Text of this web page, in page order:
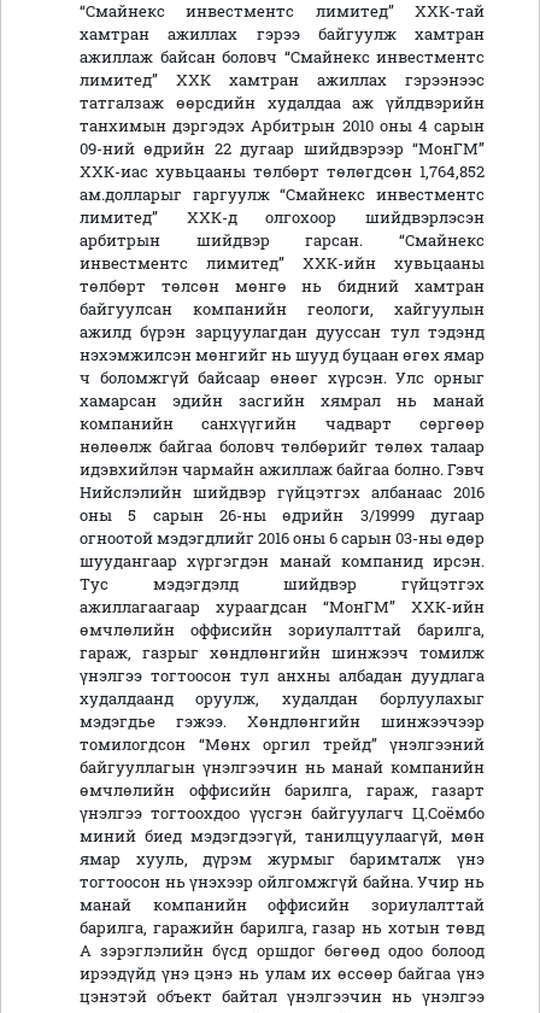
“Смайнекс инвестментс лимитед” ХХК-тай
хамтран ажиллах гэрээ байгуулж хамтран
ажиллаж байсан боловч “Смайнекс инвестментс
лимитед” ХХК хамтран ажиллах гэрээнээс
татгалзаж өөрсдийн худалдаа аж үйлдвэрийн
танхимын дэргэдэх Арбитрын 2010 оны 4 сарын
09-ний өдрийн 22 дугаар шийдвэрээр “МонГМ”
ХХК-иас хувьцааны төлбөрт төлөгдсөн 1,764,852
ам.долларыг гаргуулж “Смайнекс инвестментс
лимитед” ХХК-д олгохоор шийдвэрлэсэн
арбитрын шийдвэр гарсан. “Смайнекс
инвестментс лимитед” ХХК-ийн хувьцааны
төлбөрт төлсөн мөнгө нь бидний хамтран
байгуулсан компанийн геологи, хайгуулын
ажилд бүрэн зарцуулагдан дууссан тул тэдэнд
нэхэмжилсэн мөнгийг нь шууд буцаан өгөх ямар
ч боломжгүй байсаар өнөөг хүрсэн. Улс орныг
хамарсан эдийн засгийн хямрал нь манай
компанийн санхүүгийн чадварт сөргөөр
нөлөөлж байгаа боловч төлбөрийг төлөх талаар
идэвхийлэн чармайн ажиллаж байгаа болно. Гэвч
Нийслэлийн шийдвэр гүйцэтгэх албанаас 2016
оны 5 сарын 26-ны өдрийн 3/19999 дугаар
огноотой мэдэгдлийг 2016 оны 6 сарын 03-ны өдөр
шуудангаар хүргэгдэн манай компанид ирсэн.
Тус мэдэгдэлд шийдвэр гүйцэтгэх
ажиллагаагаар хураагдсан “МонГМ” ХХК-ийн
өмчлөлийн оффисийн зориулалттай барилга,
гараж, газрыг хөндлөнгийн шинжээч томилж
үнэлгээ тогтоосон тул анхны албадан дуудлага
худалдаанд оруулж, худалдан борлуулахыг
мэдэгдье гэжээ. Хөндлөнгийн шинжээчээр
томилогдсон “Мөнх оргил трейд” үнэлгээний
байгууллагын үнэлгээчин нь манай компанийн
өмчлөлийн оффисийн барилга, гараж, газарт
үнэлгээ тогтоохдоо үүсгэн байгуулагч Ц.Соёмбо
миний биед мэдэгдээгүй, танилцуулаагүй, мөн
ямар хууль, дүрэм журмыг баримталж үнэ
тогтоосон нь үнэхээр ойлгомжгүй байна. Учир нь
манай компанийн оффисийн зориулалттай
барилга, гаражийн барилга, газар нь хотын төвд
А зэрэглэлийн бүсд оршдог бөгөөд одоо болоод
ирээдүйд үнэ цэнэ нь улам их өссөөр байгаа үнэ
цэнэтэй объект байтал үнэлгээчин нь үнэлгээ